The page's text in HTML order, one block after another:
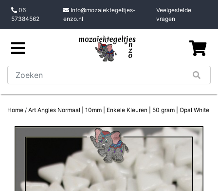
06
57384562
Info@mozaiektegeltjes-
enzo.nl
Veelgestelde
vragen
Home / Art Angles Normaal | 10mm | Enkele Kleuren | 50 gram | Opal White